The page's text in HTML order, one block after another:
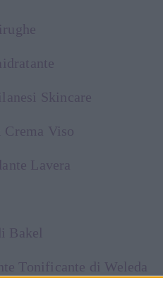
Skincare
Crema Viso
Lavera
Bakel
Tonificante di Weleda